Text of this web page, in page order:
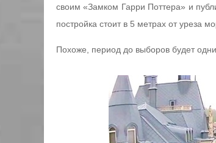
своим «Замком Гарри Поттера» и
постройка стоит в 5 метрах от уреза
Похоже, период до выборов будет